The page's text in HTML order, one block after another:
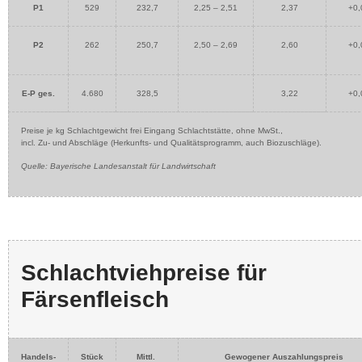
P1 529 232,7 2,25 – 2,51 2,37
P2 262 250,7 2,50 – 2,69 2,60
E-P ges. 4.680 328,5 3,22
Preise je kg Schlachtgewicht frei Eingang Schlachtstätte, ohne MwSt.,
incl. Zu- und Abschläge (Herkunfts- und Qualitätsprogramm, auch Biozuschläge).
Quelle: Bayerische Landesanstalt für Landwirtschaft
Schlachtviehpreise für
Färsenfleisch
Handels-
Stück
Mittl.
Gewogener Auszahlungspreis